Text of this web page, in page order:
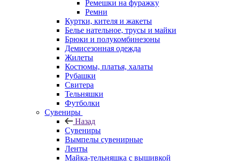
Ремешки на фуражку
Ремни
Куртки, кителя и жакеты
Белье нательное, трусы и майки
Брюки и полукомбинезоны
Демисезонная одежда
Жилеты
Костюмы, платья, халаты
Рубашки
Свитера
Тельняшки
Футболки
Сувениры
Назад
Сувениры
Вымпелы сувенирные
Ленты
Майка-тельняшка с вышивкой